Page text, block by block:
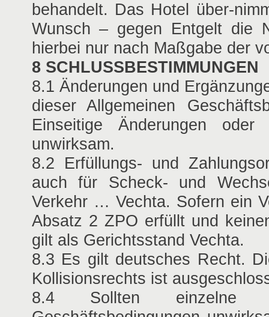
behandelt. Das Hotel über-
Wunsch – gegen Entgelt die
hierbei nur nach Maßgabe der
8 SCHLUSSBESTIMMUNGEN
8.1 Änderungen und
dieser Allgemeinen
Einseitige Änderungen
unwirksam.
8.2 Erfüllungs- und
auch für Scheck- und
Verkehr … Vechta. Sofern ein
Absatz 2 ZPO erfüllt und
gilt als Gerichtsstand Vechta.
8.3 Es gilt deutsches Recht.
Kollisionsrechts ist
8.4 Sollten einzelne